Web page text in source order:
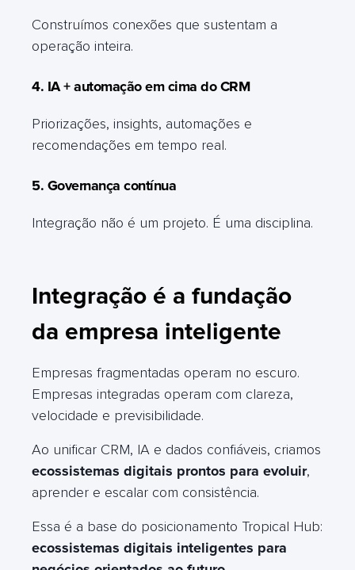
Construímos conexões que sustentam a
operação inteira.
4. IA + automação em cima do CRM
Priorizações, insights, automações e
recomendações em tempo real.
5. Governança contínua
Integração não é um projeto. É uma disciplina.
Integração é a fundação
da empresa inteligente
Empresas fragmentadas operam no escuro.
Empresas integradas operam com clareza,
velocidade e previsibilidade.
Ao unificar CRM, IA e dados confiáveis, criamos
ecossistemas digitais prontos para evoluir,
aprender e escalar com consistência.
Essa é a base do posicionamento Tropical Hub:
ecossistemas digitais inteligentes para